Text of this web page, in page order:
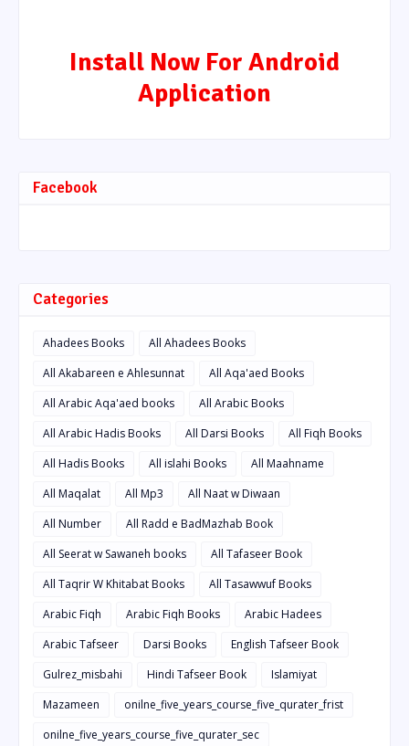
Install Now For Android
Application
Facebook
Categories
Ahadees Books
All Ahadees Books
All Akabareen e Ahlesunnat
All Aqa'aed Books
All Arabic Aqa'aed books
All Arabic Books
All Arabic Hadis Books
All Darsi Books
All Fiqh Books
All Hadis Books
All islahi Books
All Maahname
All Maqalat
All Mp3
All Naat w Diwaan
All Number
All Radd e BadMazhab Book
All Seerat w Sawaneh books
All Tafaseer Book
All Taqrir W Khitabat Books
All Tasawwuf Books
Arabic Fiqh
Arabic Fiqh Books
Arabic Hadees
Arabic Tafseer
Darsi Books
English Tafseer Book
Gulrez_misbahi
Hindi Tafseer Book
Islamiyat
Mazameen
onilne_five_years_course_five_qurater_frist
onilne_five_years_course_five_qurater_sec